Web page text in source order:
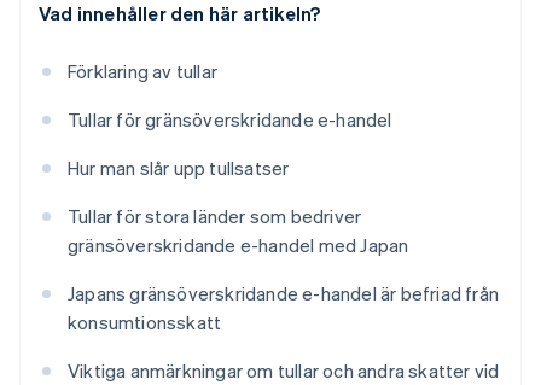
Vad innehåller den här artikeln?
Förklaring av tullar
Tullar för gränsöverskridande e-handel
Hur man slår upp tullsatser
Tullar för stora länder som bedriver
gränsöverskridande e-handel med Japan
Japans gränsöverskridande e-handel är befriad från
konsumtionsskatt
Viktiga anmärkningar om tullar och andra skatter vid